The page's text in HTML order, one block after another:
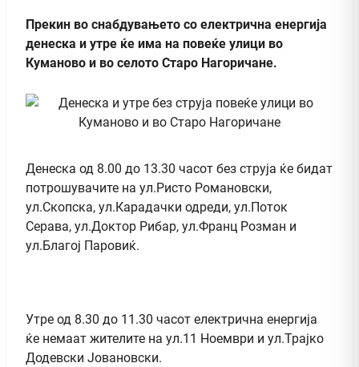
Прекин во снабдувањето со електрична енергија
денеска и утре ќе има на повеќе улици во
Куманово и во селото Старо Нагоричане.
Денеска од 8.00 до 13.30 часот без струја ќе бидат
потрошувачите на ул.Ристо Романовски,
ул.Скопска, ул.Карадачки одреди, ул.Поток
Серава, ул.Доктор Рибар, ул.Франц Розман и
ул.Благој Паровиќ.
Утре од 8.30 до 11.30 часот електрична енергија
ќе немаат жителите на ул.11 Ноември и ул.Трајко
Додевски Јовановски.